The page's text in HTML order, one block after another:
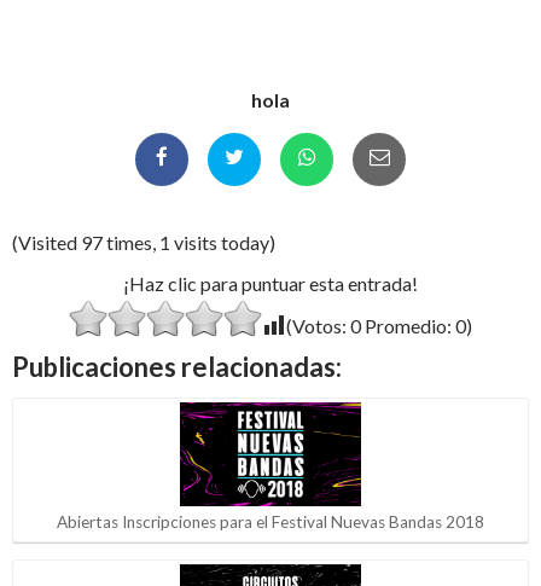
hola
(Visited 97 times, 1 visits today)
¡Haz clic para puntuar esta entrada!
(Votos: 0Promedio: 0)
Publicaciones relacionadas:
Abiertas Inscripciones para el Festival Nuevas Bandas 2018